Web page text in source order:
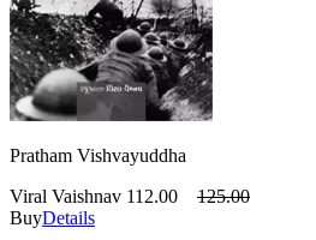
Pratham Vishvayuddha
Viral Vaishnav 112.00
125.00
BuyDetails